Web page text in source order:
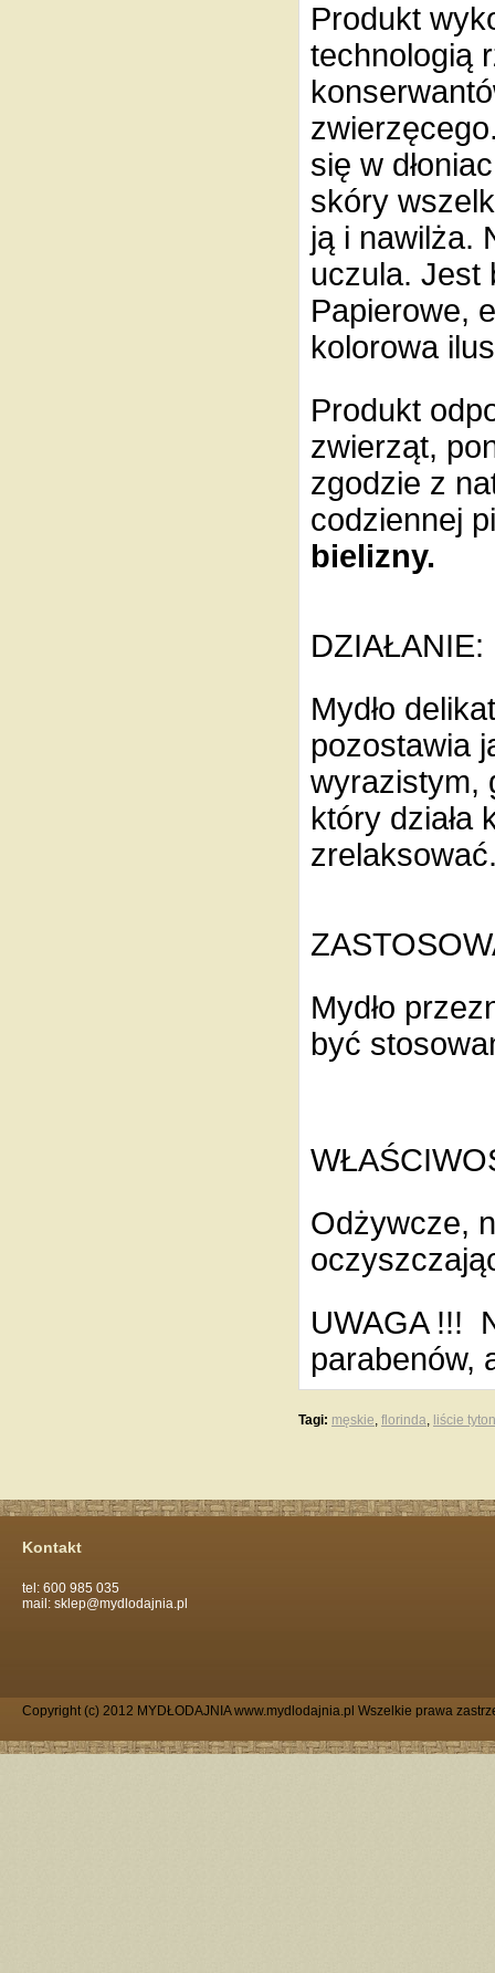
Produkt
technologią
się w
skóry
ją i nawilża.
uczula. Jest
Papierowe,
kolorowa
Produkt
zwierząt,
zgodzie z
codziennej
bielizny.
Mydło
pozostawia
wyrazistym,
który działa
Mydło
być
Odżywcze,
UWAGA !!!
parabenów,
Tagi: męskie, florinda, liście
Kontakt
tel: 600 985 035
mail: sklep@mydlodajnia.pl
Copyright (c) 2012 MYDŁODAJNIA www.mydlodajnia.pl Wszelkie prawa